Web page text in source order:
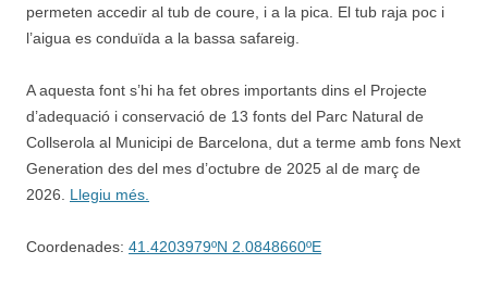
permeten accedir al tub de coure, i a la pica. El tub raja poc i
l’aigua es conduïda a la bassa safareig.
A aquesta font s’hi ha fet obres importants dins el Projecte
d’adequació i conservació de 13 fonts del Parc Natural de
Collserola al Municipi de Barcelona, dut a terme amb fons Next
Generation des del mes d’octubre de 2025 al de març de
2026. Llegiu més.
Coordenades: 41.4203979ºN 2.0848660ºE